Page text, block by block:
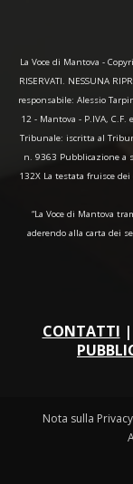
La Voce di Mantova -
RISERVATI. NESSUNA
responsabile: Alessio
12 - Mantova - P.IVA,
Tribunale: iscritta al
n. 9363 Pubblicazione a
132X La testata fruisce
“La Voce di Mantova
aderendo alla carta dei
CONTATTI |
Nota sulla Privacy